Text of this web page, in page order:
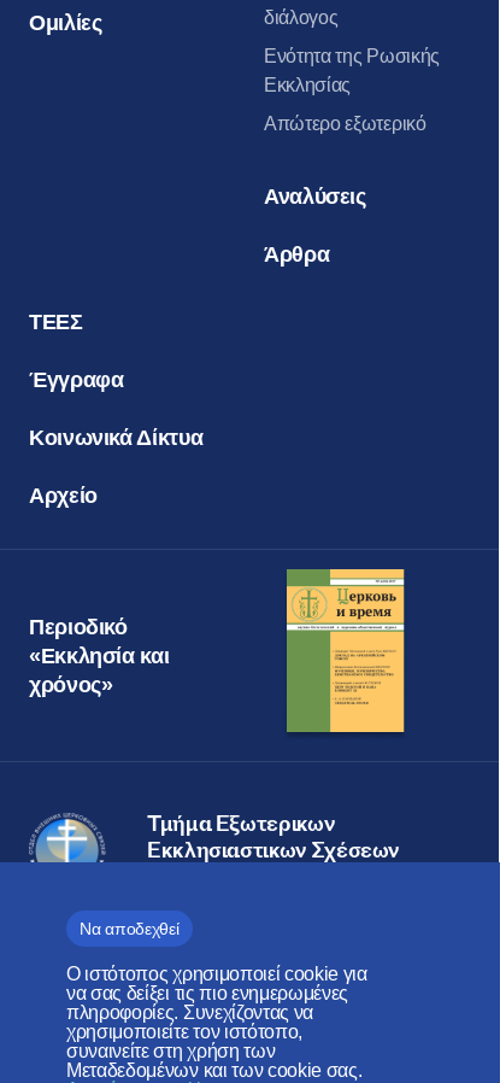
Να αποδεχθεί
Ο ιστότοπος χρησιμοποιεί cookie για
να σας δείξει τις πιο ενημερωμένες
πληροφορίες. Συνεχίζοντας να
χρησιμοποιείτε τον ιστότοπο,
συναινείτε στη χρήση των
Μεταδεδομένων και των cookie σας.
Ομιλίες
διάλογος
Ενότητα της Ρωσικής
Εκκλησίας
Απώτερο εξωτερικό
Αναλύσεις
Άρθρα
ΤΕΕΣ
Έγγραφα
Κοινωνικά Δίκτυα
Αρχείο
Περιοδικό
«Εκκλησία και
χρόνος»
Τμήμα Εξωτερικων
Εκκλησιαστικων Σχέσεων
Веб-сайт создан при содействии
Фонда поддержки христианской
культуры и наследия